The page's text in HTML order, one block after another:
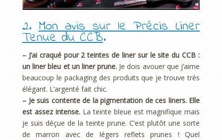
2.Mon avis sur le Précis Liner
Tenue du CCB.
– J’ai craqué pour 2 teintes de liner sur le site du CCB :
un liner bleu et un liner prune. Je dois avouer que j’aime
beaucoup le packaging des produits que je trouve très
élégant. L’argenté fait chic.
– Je suis contente de la pigmentation de ces liners. Elle
est assez intense. La teinte bleue est magnifique mais
je suis déçue de la teinte prune. C’est plutôt une sorte
de marron avec de légers reflets prunes ! Quel